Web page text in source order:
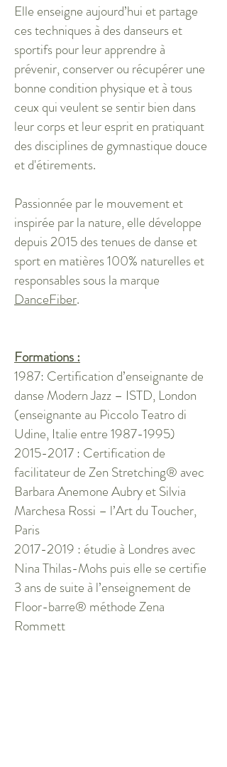
Elle enseigne aujourd’hui et partage
ces techniques à des danseurs et
sportifs pour leur apprendre à
prévenir, conserver ou récupérer une
bonne condition physique et à tous
ceux qui veulent se sentir bien dans
leur corps et leur esprit en pratiquant
des disciplines de gymnastique douce
et d'étirements.
Passionnée par le mouvement et
inspirée par la nature, elle développe
depuis 2015 des tenues de danse et
sport en matières 100% naturelles et
responsables sous la marque
DanceFiber.
Formations :
1987: Certification d’enseignante de
danse Modern Jazz – ISTD, London
(enseignante au Piccolo Teatro di
Udine, Italie entre1987-1995)
2015-2017 : Certification de
facilitateur de Zen Stretching® avec
Barbara Anemone Aubry et Silvia
Marchesa Rossi – l’Art du Toucher,
Paris
2017-2019 : étudie à Londres avec
Nina Thilas-Mohs puis elle se certifie
3 ans de suite à l’enseignement de
Floor-barre® méthode Zena
Rommett